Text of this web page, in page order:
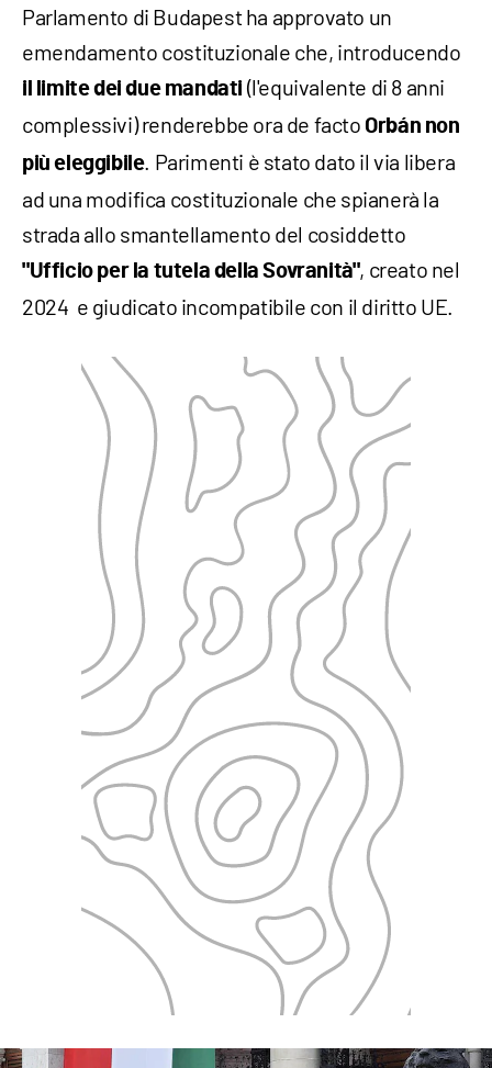
Parlamento di Budapest ha approvato un
emendamento costituzionale che, introducendo
il limite dei due mandati (l'equivalente di 8 anni
complessivi) renderebbe ora de facto Orbán non
più eleggibile. Parimenti è stato dato il via libera
ad una modifica costituzionale che spianerà la
strada allo smantellamento del cosiddetto
"Ufficio per la tutela della Sovranità", creato nel
2024 e giudicato incompatibile con il diritto UE.